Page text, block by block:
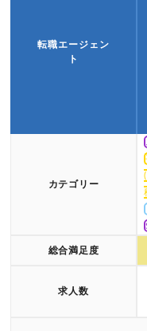
転職エージェン
ト
カテゴリー
総合満足度
求人数